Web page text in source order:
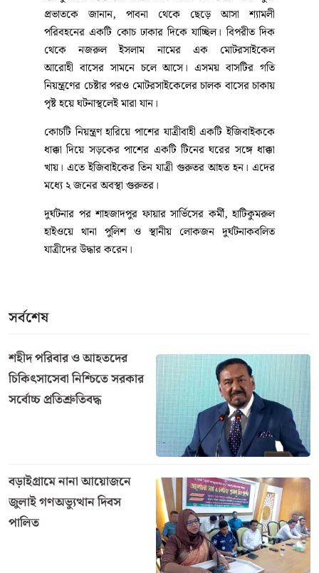
প্রভাতকে জানান, পাবনা থেকে ছেড়ে আসা শ্যামলী
পরিবহনের একটি কোচ ঢাকার দিকে যাচ্ছিল। বিপরীত দিক
থেকে নজরুল ইসলাম নামের এক মোটরসাইকেল
আরোহী বাসের সামনে চলে আসে। এসময় বাসটির গতি
নিয়ন্ত্রণের চেষ্টার পরও মোটরসাইকেলের চালক বাসের চাকায়
পৃষ্ট হয়ে ঘটনাস্থলেই মারা যান।
কোচটি নিয়ন্ত্রণ হারিয়ে পাশের যাত্রীবাহী একটি ইজিবাইককে
ধাক্কা দিয়ে সড়কের পাশের একটি টিনের ঘরের সঙ্গে ধাক্কা
খায়। এতে ইজিবাইকের তিন যাত্রী গুরুতর আহত হন। এদের
মধ্যে ২ জনের অবস্থা গুরুতর।
দুর্ঘটনার পর শাহজাদপুর ফায়ার সার্ভিসের কর্মী, হাটিকুমরুল
হাইওয়ে থানা পুলিশ ও স্থানীয় লোকজন দুর্ঘটনাকবলিত
যাত্রীদের উদ্ধার করেন।
সর্বশেষ
শহীদ পরিবার ও আহতদের
চিকিৎসাসেবা নিশ্চিতে সরকার
সর্বোচ্চ প্রতিশ্রুতিবদ্ধ
বড়াইগ্রামে নানা আয়োজনে
জুলাই গণঅভ্যুত্থান দিবস
পালিত